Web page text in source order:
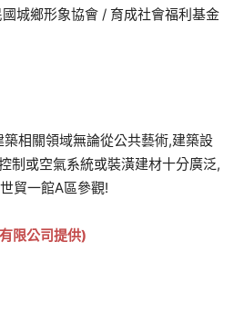
城鄉形象協會 / 育成社會福利基金
相關領域無論從公共藝術,建築設
制或空氣系統或裝潢建材十分廣泛,
貿一館A區參觀!
限公司提供)